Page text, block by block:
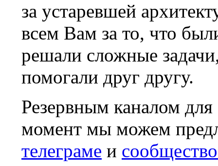
за устаревшей
всем Вам за то, что
решали сложные
помогали друг другу.
Резервным каналом
момент мы можем
телеграме и